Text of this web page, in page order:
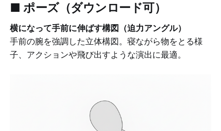
■ ポーズ（ダウンロード可）
横になって手前に伸ばす構図（迫力アングル）
手前の腕を強調した立体構図。寝ながら物をとる様
子、アクションや飛び出すような演出に最適。